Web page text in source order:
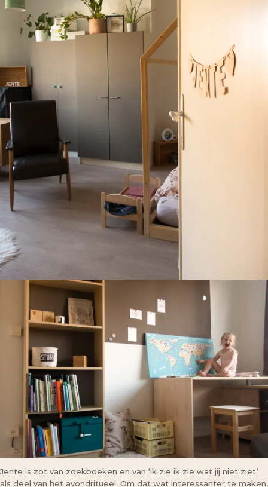
Jente is zot van zoekboeken en van ‘ik zie ik zie wat jij niet ziet’
als deel van het avondritueel. Om dat wat interessanter te maken,